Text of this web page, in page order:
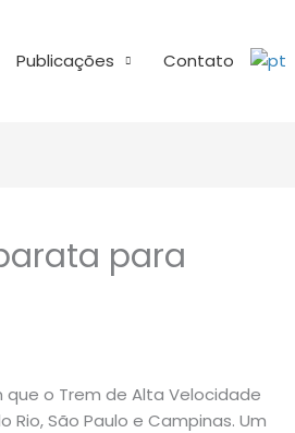
Publicações Contato
para
que o Trem de Alta Velocidade
São Paulo e Campinas. Um